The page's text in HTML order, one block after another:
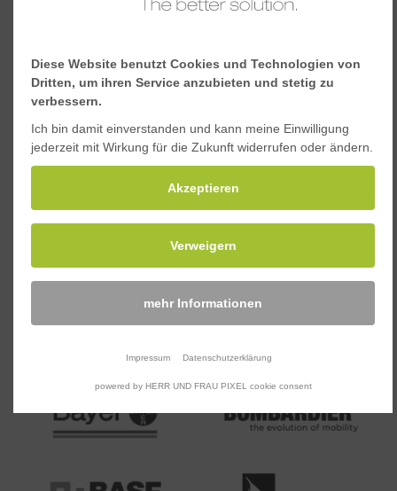
Sprechen wir über mögliche Lösungen.
Kontakt aufnehmen
Unsere Kunden
Diese Website benutzt Cookies und Technologien von
Dritten, um ihren Service anzubieten und stetig zu
verbessern.
Ich bin damit einverstanden und kann meine Einwilligung
jederzeit mit Wirkung für die Zukunft widerrufen oder ändern.
Akzeptieren
Verweigern
mehr Informationen
Impressum Datenschutzerklärung
powered by HERR UND FRAU PIXEL cookie consent